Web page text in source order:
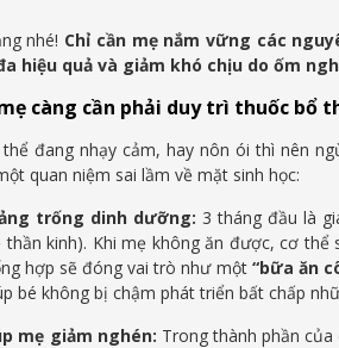
nhé! Chỉ cần mẹ nắm vững các
hiệu quả và giảm khó chịu do ốm
càng cần phải duy trì thuốc bổ
đang nhạy cảm, hay nôn ói thì nên
quan niệm sai lầm về mặt sinh học:
trống dinh dưỡng: 3 tháng đầu là
kinh). Khi mẹ không ăn được, cơ
hợp sẽ đóng vai trò như một “bữa ăn
bé không bị chậm phát triển bất chấp
mẹ giảm nghén: Trong thành phần